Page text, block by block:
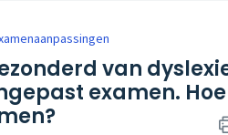
van
examen.